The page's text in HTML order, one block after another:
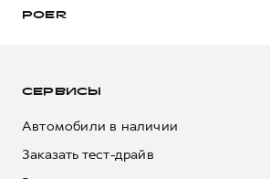
POER
СЕРВИСЫ
Автомобили в наличии
Заказать тест-драйв